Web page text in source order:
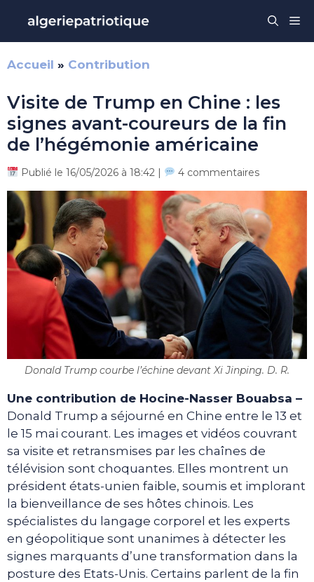
contenu
Accueil » Contribution
Visite de Trump en Chine : les
signes avant-coureurs de la fin
de l’hégémonie américaine
Publié le 16/05/2026 à 18:42 | 4 commentaires
Donald Trump courbe l’échine devant Xi Jinping. D. R.
Une contribution de Hocine-Nasser Bouabsa –
Donald Trump a séjourné en Chine entre le 13 et
le 15 mai courant. Les images et vidéos couvrant
sa visite et retransmises par les chaînes de
télévision sont choquantes. Elles montrent un
président états-unien faible, soumis et implorant
la bienveillance de ses hôtes chinois. Les
spécialistes du langage corporel et les experts
en géopolitique sont unanimes à détecter les
signes marquants d’une transformation dans la
posture des Etats-Unis. Certains parlent de la fin